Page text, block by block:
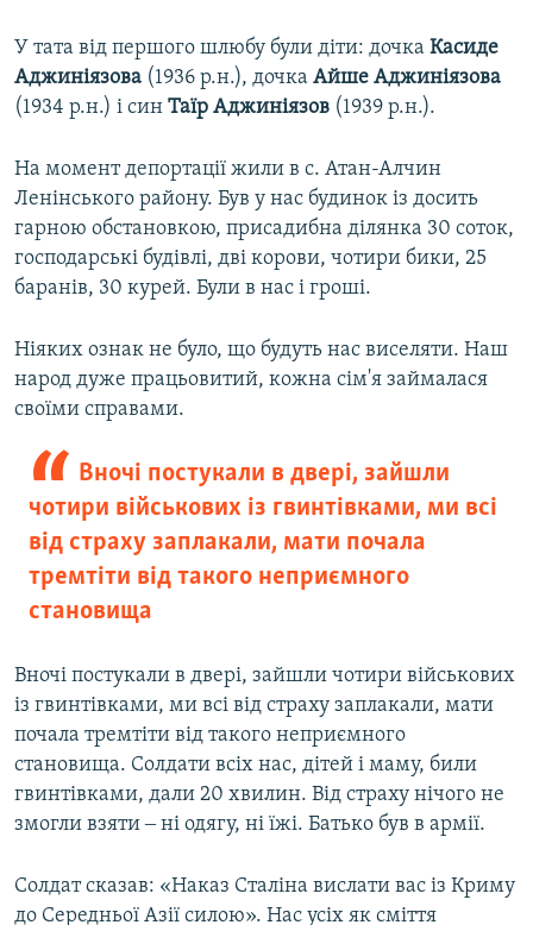
У тата від першого шлюбу були діти: дочка Касиде
Аджиніязова (1936 р.н.), дочка Айше Аджиніязова
(1934 р.н.) і син Таїр Аджиніязов (1939 р.н.).
На момент депортації жили в с. Атан-Алчин
Ленінського району. Був у нас будинок із досить
гарною обстановкою, присадибна ділянка 30 соток,
господарські будівлі, дві корови, чотири бики, 25
баранів, 30 курей. Були в нас і гроші.
Ніяких ознак не було, що будуть нас виселяти. Наш
народ дуже працьовитий, кожна сім'я займалася
своїми справами.
Вночі постукали в двері, зайшли
чотири військових із гвинтівками, ми всі
від страху заплакали, мати почала
тремтіти від такого неприємного
становища
Вночі постукали в двері, зайшли чотири військових
із гвинтівками, ми всі від страху заплакали, мати
почала тремтіти від такого неприємного
становища. Солдати всіх нас, дітей і маму, били
гвинтівками, дали 20 хвилин. Від страху нічого не
змогли взяти ‒ ні одягу, ні їжі. Батько був в армії.
Солдат сказав: «Наказ Сталіна вислати вас із Криму
до Середньої Азії силою». Нас усіх як сміття